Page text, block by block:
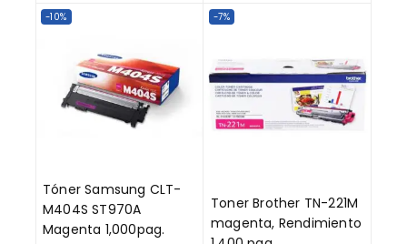
-10%
Tóner Samsung CLT-
M404S ST970A
Magenta 1,000pag.
-7%
Toner Brother TN-221M
magenta, Rendimiento